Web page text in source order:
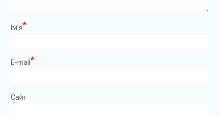
Ім’я*
E-mail *
Сайт